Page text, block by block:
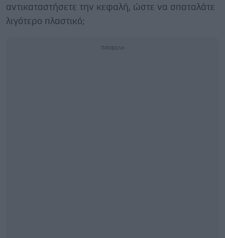
αντικαταστήσετε την κεφαλή, ώστε να σπαταλάτε
λιγότερο πλαστικό;